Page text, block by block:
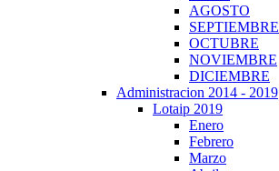
AGOSTO
SEPTIEMBRE
OCTUBRE
NOVIEMBRE
DICIEMBRE
Administracion 2014 - 2019
Lotaip 2019
Enero
Febrero
Marzo